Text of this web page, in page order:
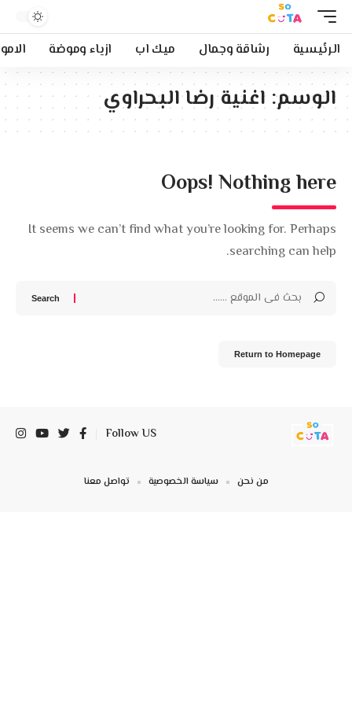
الرئيسية رشاقة وجمال ميك اب ازياء وموضة
الوسم: اغنية رضا البحراوي
Oops! Nothing here
It seems we can’t find what you’re looking for. Perhaps
searching can help.
Return to Homepage
Follow US
من نحن سياسة الخصوصية تواصل معنا